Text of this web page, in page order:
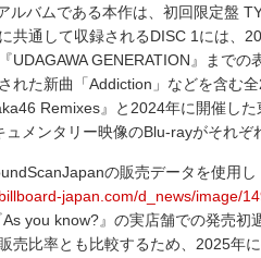
バムである本作は、初回限定盤
共通して収録されるDISC 1には、
UDAGAWA GENERATION』まで
れた新曲「Addiction」などを含む
Remixes』
と2024年に開催し
メンタリー映像のBlu-rayがそれぞ
の販売データを使用
japan.com/d_news/image/
you know?』の実店舗での発売
売比率とも比較するため、2025年